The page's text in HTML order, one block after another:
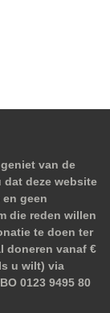
van de
dat deze website
geen
die reden willen
te doen ter
doneren vanaf €
u wilt) via
0123 9495 80